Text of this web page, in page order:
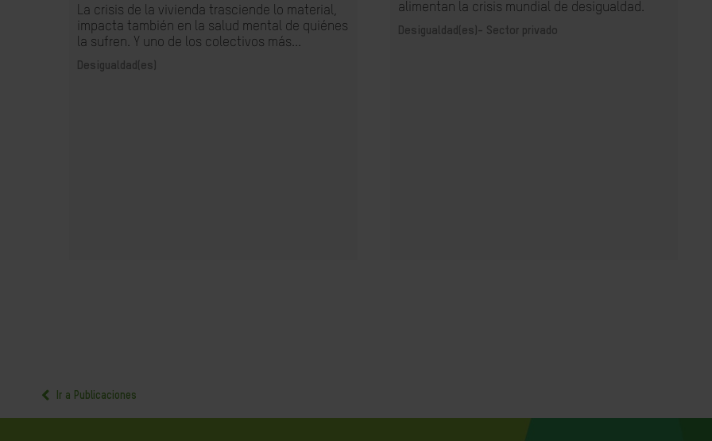
La crisis de la vivienda trasciende lo material,
impacta también en la salud mental de quiénes
la sufren. Y uno de los colectivos más...
Desigualdad(es)
alimentan la crisis mundial de desigualdad.
Desigualdad(es)- Sector privado
Ir a Publicaciones